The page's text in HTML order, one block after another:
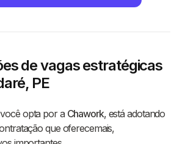
de vagas estratégicas
PE
opta por a Chawork, está adotando
que oferecemais,